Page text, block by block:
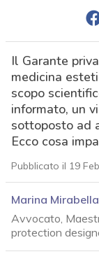
Il Garante
medicina
scopo
informato, un
sottoposto ad
Ecco cosa
Pubblicato il 19
Marina Mirabella
Avvocato,
protection